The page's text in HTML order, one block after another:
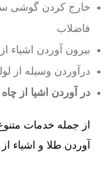
خارج کردن گوشی
فاضلاب
بیرون آوردن اشیاء
درآوردن وسیله از
در آوردن اشیا از
از جمله خدمات
آوردن طلا و اشیاء